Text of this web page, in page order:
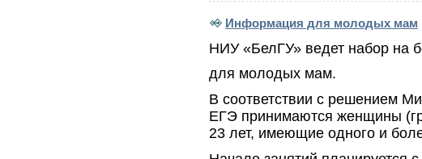
Информация для молодых мам
НИУ «БелГУ» ведет набор на
для молодых мам.
В соответствии с решением
ЕГЭ принимаются женщины
23 лет, имеющие одного и